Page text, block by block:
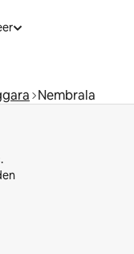
Nembrala